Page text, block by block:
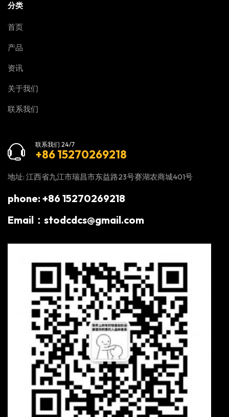
分类
首页
产品
资讯
关于我们
联系我们
联系我们 24/7
+86 15270269218
地址: 江西省九江市瑞昌市东益路23号赛湖农商城401号
phone: +86 15270269218
Email：stodcdcs@gmail.com